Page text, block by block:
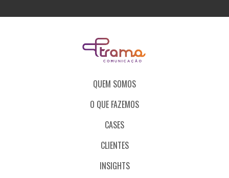
QUEM SOMOS
O QUE FAZEMOS
CASES
CLIENTES
INSIGHTS